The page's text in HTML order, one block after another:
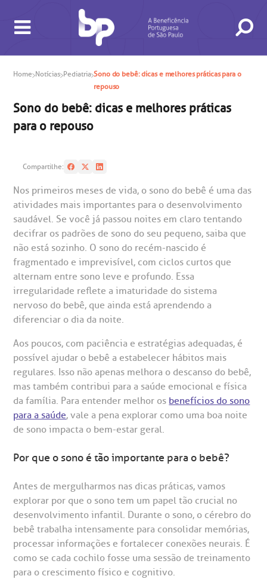
BUSCA
CONSULTAS E EXAMES
de consultas e exames
in antecipado
de exames
de Exames
ATENDIMENTO 24H
SAC
A BP conta com você para melhorar sempre a qualidade do
atendimento e dos serviços prestados.
A Ouvidoria e SAC são canais para você, cliente da BP, tirar
suas dúvidas, registrar suas reclamações ou fazer elogios
relacionados ao nosso atendimento e aos nossos serviços.
Horário de atendimento: 2ª a 6ª feira das 7h às 18h
(11)3505-1000
ouvidoria@bp.org.br
CONHEÇA AS UNIDADES
Hospital BP
Saiba mais
Endereço:
Rua Maestro Cardim, 769
CEP: 01323-001 | Bela Vista
São Paulo - SP
INSTITUCIONAL
e Pesquisa
do médico
de conduta
Financeiras
social da BP
corporativa
NOSSOS SERVIÇOS
Telemedicina BP
INFORMAÇÕES ÚTEIS
de atendimento
de Infarto SUS
de Visita
socorro
de cópia de prontuário médico
ESPECIALIDADES
de Oncologia e Hematologia
de Excelência em Neurologia e
de Excelência em Ortopedia
especialidades
Home Notícias Pediatria Sono do bebê: dicas e melhores práticas para o
repouso
Sono do bebê: dicas e melhores práticas
para o repouso
Compartilhe:
Nos primeiros meses de vida, o sono do bebê é uma das
atividades mais importantes para o desenvolvimento
saudável. Se você já passou noites em claro tentando
decifrar os padrões de sono do seu pequeno, saiba que
não está sozinho. O sono do recém-nascido é
fragmentado e imprevisível, com ciclos curtos que
alternam entre sono leve e profundo. Essa
irregularidade reflete a imaturidade do sistema
nervoso do bebê, que ainda está aprendendo a
diferenciar o dia da noite.
Aos poucos, com paciência e estratégias adequadas, é
possível ajudar o bebê a estabelecer hábitos mais
regulares. Isso não apenas melhora o descanso do bebê,
mas também contribui para a saúde emocional e física
da família. Para entender melhor os benefícios do sono
para a saúde, vale a pena explorar como uma boa noite
de sono impacta o bem-estar geral.
Por que o sono é tão importante para o bebê?
Antes de mergulharmos nas dicas práticas, vamos
explorar por que o sono tem um papel tão crucial no
desenvolvimento infantil. Durante o sono, o cérebro do
bebê trabalha intensamente para consolidar memórias,
processar informações e fortalecer conexões neurais. É
como se cada cochilo fosse uma sessão de treinamento
para o crescimento físico e cognitivo.